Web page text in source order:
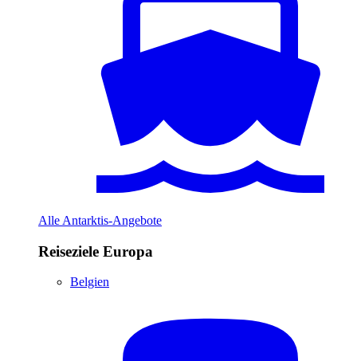
Alle Antarktis-Angebote
Reiseziele Europa
Belgien